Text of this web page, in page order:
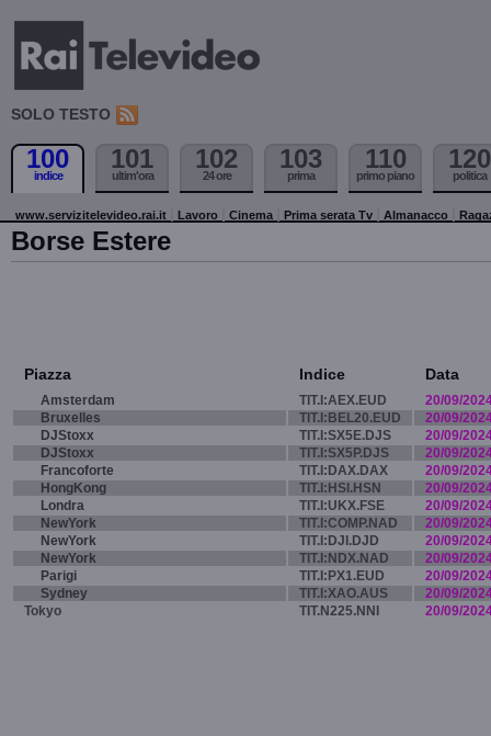
SOLO TESTO
100
indice
101
ultim'ora
102
24 ore
103
prima
110
primo piano
120
politica
www.servizitelevideo.rai.it Lavoro Cinema Prima serata Tv Almanacco
Borse Estere
Piazza Indice Data
Amsterdam TIT.I:AEX.EUD
20/09/
Bruxelles
TIT.I:BEL20.EUD
20/09/
DJStoxx
TIT.I:SX5E.DJS
20/09/
DJStoxx
TIT.I:SX5P.DJS
20/09/
Francoforte
TIT.I:DAX.DAX
20/09/
HongKong
TIT.I:HSI.HSN
20/09/
Londra
TIT.I:UKX.FSE
20/09/
NewYork
TIT.I:COMP.NAD
20/09/
NewYork
TIT.I:DJI.DJD
20/09/
NewYork
TIT.I:NDX.NAD
20/09/
Parigi
TIT.I:PX1.EUD
20/09/
Sydney
TIT.I:XAO.AUS
20/09/
Tokyo
TIT.N225.NNI 20/09/